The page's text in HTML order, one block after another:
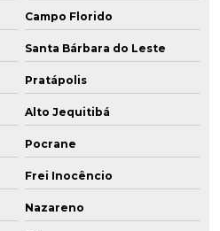
Campo Florido
Santa Bárbara do Leste
Pratápolis
Alto Jequitibá
Pocrane
Frei Inocêncio
Nazareno